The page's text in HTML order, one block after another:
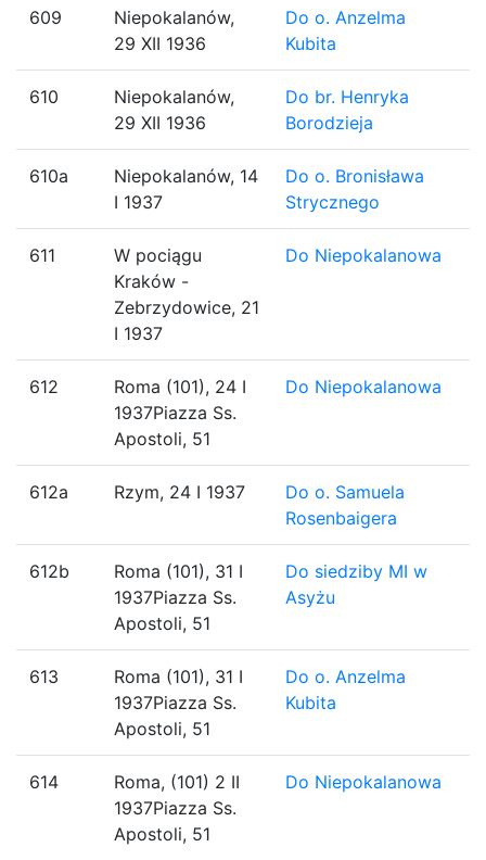
609
Niepokalanów,
29 XII 1936
Do o. Anzelma
Kubita
610
Niepokalanów,
29 XII 1936
Do br. Henryka
Borodzieja
610a
Niepokalanów, 14
I 1937
Do o. Bronisława
Strycznego
611
W pociągu
Kraków -
Zebrzydowice, 21
I 1937
Do Niepokalanowa
612
Roma (101), 24 I
1937Piazza Ss.
Apostoli, 51
Do Niepokalanowa
612a Rzym, 24 I 1937
Do o. Samuela
Rosenbaigera
612b
Roma (101), 31 I
1937Piazza Ss.
Apostoli, 51
Do siedziby MI w
Asyżu
613
Roma (101), 31 I
1937Piazza Ss.
Apostoli, 51
Do o. Anzelma
Kubita
614
Roma, (101) 2 II
1937Piazza Ss.
Apostoli, 51
Do Niepokalanowa